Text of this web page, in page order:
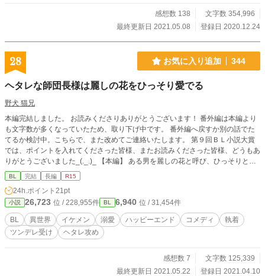
・技の名前を叫びながら戦う感じのライトなファンタジーです ・女装シーンあ
り、脇に男女カプあり ・R18シーンにはタイトルに「※」をつけます ・禍ツ天
感想数 138
文字数 354,996
最終更新日 2021.05.08
登録日 2020.12.24
28 お気に入り追加 344
ヘタレな師団長様は麗しの花をひっそり愛でる
野犬 猫兄
本編完結しました。 お読みくださりありがとうございます！ 番外編は本編より
も文字数が多くなっていたため、取り下げ中です。 番外編へ戻すか別の話でた
てるか検討中。こちらで、また改めてご連絡いたします。 第９回ＢＬ小説大賞
では、ポイントを入れてくださった皆様、またお読みくださった皆様、どうもあ
りがとうございました_(._.)_ 【本編】 ある男を麗しの花と呼び、ひっそりと想
いを育てていた。ある時は愛しいあまり心の中で悶え、ある時は不甲斐なさに葛
藤したり、愛しい男の姿を見ては明日も頑張ろうと思う、ヘタレ男の牛のような
歩み寄りと天然を炸裂させる男に相手も満更でもない様子で進むほのぼの？コメ
ディ話。 ヘタレ真面目タイプの師団長×ツンデレタイプの師団長 2022.10.28ご
連絡:2022.10.30に番外編を修正するため下げさせていただきますm(_ _;)m 202
2.10.30ご連絡:番外編を引き下げました。 【取り下げ中】 【番外編】は、視点
が基本ルーゼウスになります。ジーク×ルーゼ ルーゼウス・バロル７歳。剣と魔
召喚という形で、日本の大学生をしていた頃の記憶を思い出してしまう。精霊の
愛し子というチートな恩恵も隠していたのに『精霊司令局』という機械音声や、
BL 完結 長編 R15
24h.ポイント 21pt
小説 26,723 位 / 228,955件 BL 6,940 位 / 31,454件
BL 異世界 イケメン 溺愛 ハッピーエンド コメディ
執着
ツンデレ受け
ヘタレ攻め
感想数 7
文字数 125,339
最終更新日 2021.05.22
登録日 2021.04.10